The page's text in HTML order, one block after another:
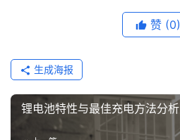
题
投稿
赞 (0)
生成海报
锂电池特性与最佳充电方法分析